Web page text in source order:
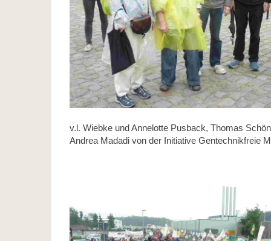
v.l. Wiebke und Annelotte Pusback, Thomas
Andrea Madadi von der Initiative Gentechnikfreie